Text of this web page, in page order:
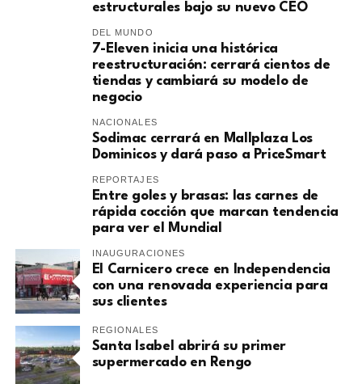
estructurales bajo su nuevo CEO
DEL MUNDO
7-Eleven inicia una histórica
reestructuración: cerrará cientos de
tiendas y cambiará su modelo de
negocio
NACIONALES
Sodimac cerrará en Mallplaza Los
Dominicos y dará paso a PriceSmart
REPORTAJES
Entre goles y brasas: las carnes de
rápida cocción que marcan tendencia
para ver el Mundial
INAUGURACIONES
El Carnicero crece en Independencia
con una renovada experiencia para
sus clientes
REGIONALES
Santa Isabel abrirá su primer
supermercado en Rengo